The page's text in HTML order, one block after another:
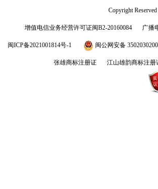
Copyright
增值电信业务经营许可证闽B2-20160084 广播
闽ICP备2021001814号-1 闽公网安备
张雄商标注册证 江山雄韵商标注册